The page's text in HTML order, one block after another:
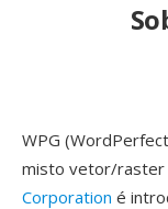
WPG
misto vetor/raster
Corporation é